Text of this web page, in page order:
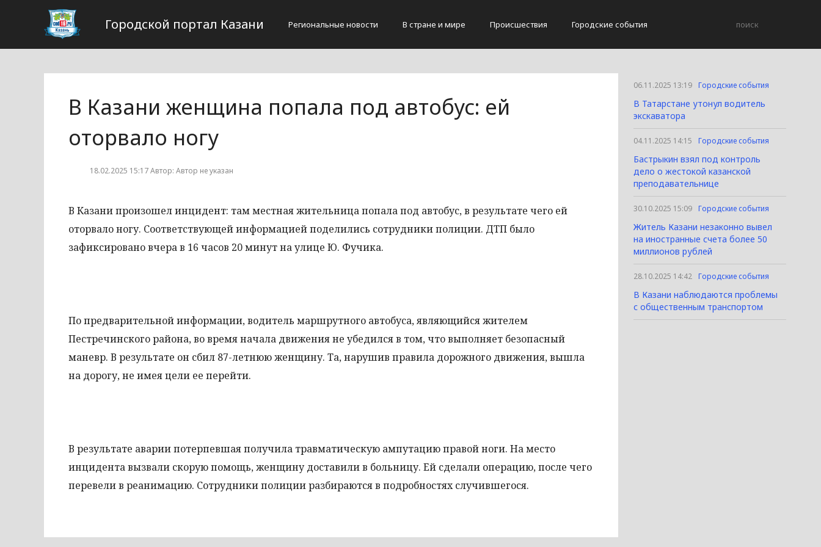
Городской портал Казани Региональные новости В стране и мире Происшествия Городские события
В Казани женщина попала под автобус: ей
оторвало ногу
18.02.2025 15:17 Автор: Автор не указан
В Казани произошел инцидент: там местная жительница попала под автобус, в результате чего ей
оторвало ногу. Соответствующей информацией поделились сотрудники полиции. ДТП было
зафиксировано вчера в 16 часов 20 минут на улице Ю. Фучика.
По предварительной информации, водитель маршрутного автобуса, являющийся жителем
Пестречинского района, во время начала движения не убедился в том, что выполняет безопасный
маневр. В результате он сбил 87-летнюю женщину. Та, нарушив правила дорожного движения, вышла
на дорогу, не имея цели ее перейти.
В результате аварии потерпевшая получила травматическую ампутацию правой ноги. На место
инцидента вызвали скорую помощь, женщину доставили в больницу. Ей сделали операцию, после чего
перевели в реанимацию. Сотрудники полиции разбираются в подробностях случившегося.
06.11.2025 13:19 Городские события
В Татарстане утонул водитель
экскаватора
04.11.2025 14:15 Городские события
Бастрыкин взял под контроль
дело о жестокой казанской
преподавательнице
30.10.2025 15:09 Городские события
Житель Казани незаконно вывел
на иностранные счета более 50
миллионов рублей
28.10.2025 14:42 Городские события
В Казани наблюдаются проблемы
с общественным транспортом